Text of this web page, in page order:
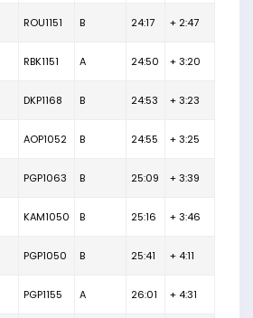
ROU1151 B 24:17 + 2:47
RBK1151 A 24:50 + 3:20
DKP1168 B 24:53 + 3:23
AOP1052 B 24:55 + 3:25
PGP1063 B 25:09 + 3:39
KAM1050 B 25:16 + 3:46
PGP1050 B 25:41 + 4:11
PGP1155 A 26:01 + 4:31